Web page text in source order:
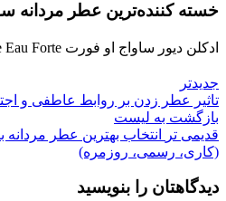
خسته کننده‌ترین عطر مردانه سال
ادکلن دیور ساواج او فورت Dior Sauvage Eau Forte
جدیدتر
تاثیر عطر زدن بر روابط عاطفی و
بازگشت به لیست
قدیمی تر
انتخاب بهترین عطر
(کاری، رسمی، روزمره)
دیدگاهتان را بنویسید